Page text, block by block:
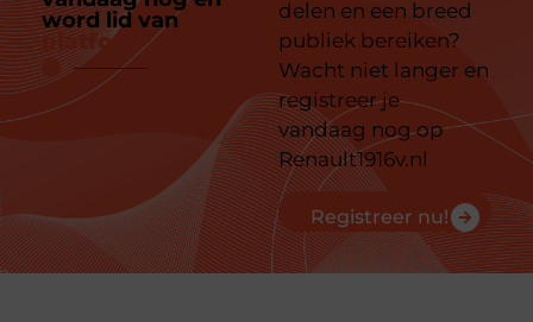
word lid van
platform
delen en een breed
publiek bereiken?
Wacht niet langer en
registreer je
vandaag nog op
Renault1916v.nl
Registreer nu!